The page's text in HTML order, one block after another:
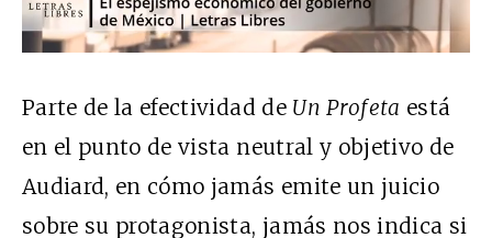
Parte de la efectividad de Un Profeta está
en el punto de vista neutral y objetivo de
Audiard, en cómo jamás emite un juicio
sobre su protagonista, jamás nos indica si